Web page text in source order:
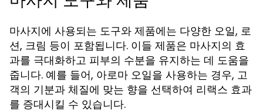
마사지에 사용되는 도구와 제품에는 다양한 오일, 로
션, 크림 등이 포함됩니다. 이들 제품은 마사지의 효
과를 극대화하고 피부의 수분을 유지하는 데 도움을
줍니다. 예를 들어, 아로마 오일을 사용하는 경우, 고
객의 기분과 체질에 맞는 향을 선택하여 리랙스 효과
를 증대시킬 수 있습니다.